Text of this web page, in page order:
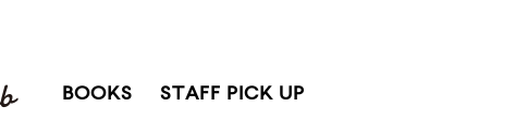
BOOKS STAFF PICK UP